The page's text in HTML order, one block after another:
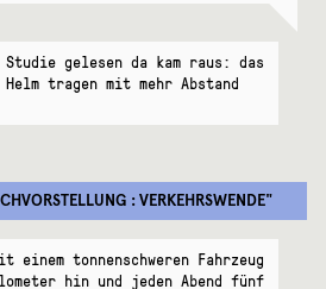
gelesen da kam raus: das
tragen mit mehr Abstand
: VERKEHRSWENDE"
einem tonnenschweren Fahrzeug
hin und jeden Abend fünf